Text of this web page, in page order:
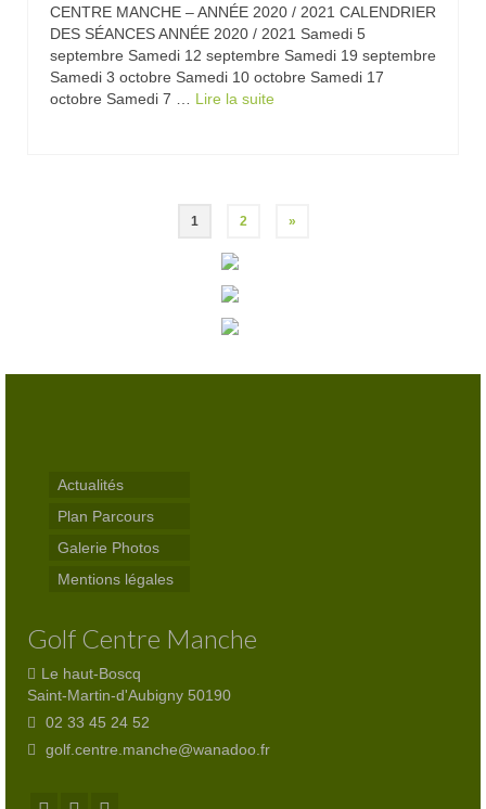
CENTRE MANCHE – ANNÉE 2020 / 2021 CALENDRIER
DES SÉANCES ANNÉE 2020 / 2021 Samedi 5
septembre Samedi 12 septembre Samedi 19 septembre
Samedi 3 octobre Samedi 10 octobre Samedi 17
octobre Samedi 7 … Lire la suite­­
1 2 »
Actualités
Plan Parcours
Galerie Photos
Mentions légales
Golf Centre Manche
Le haut-Boscq
Saint-Martin-d'Aubigny 50190
02 33 45 24 52
golf.centre.manche@wanadoo.fr